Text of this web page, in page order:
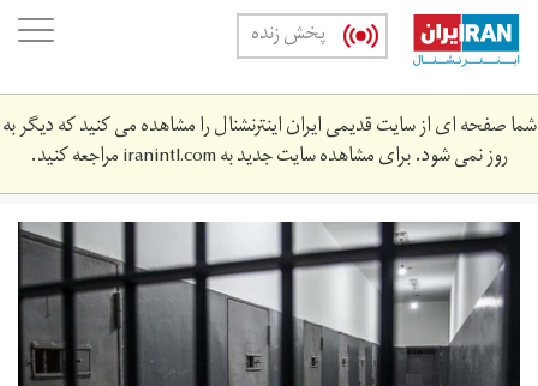
Skip
main
content
پخش زنده
شما صفحه ای از سایت قدیمی ایران اینترنشنال را مشاهده می کنید که دیگر به
روز نمی شود. برای مشاهده سایت جدید بهiranintl.comمراجعه کنید.
screen_shot_2019-
03-
01_at_4.‎31.‎39_pm.png